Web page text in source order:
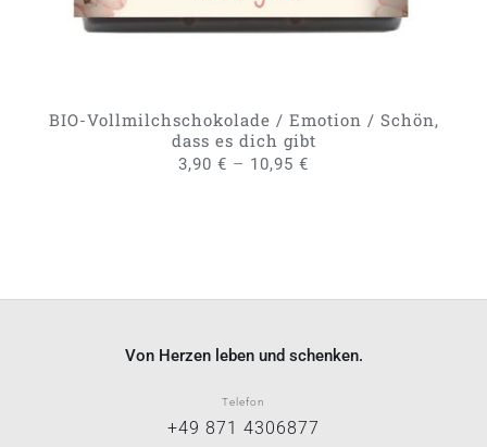
OPTIONEN
KÖNNEN
GEWÄHLT
BIO-Vollmilchschokolade / Emotion / Schön,
dass es dich gibt
3,90 € – 10,95 €
Von Herzen leben und schenken.
Telefon
+49 871 4306877